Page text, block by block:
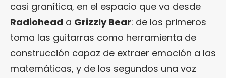
casi granítica, en el espacio que va desde
Radiohead a Grizzly Bear: de los primeros
toma las guitarras como herramienta de
construcción capaz de extraer emoción a las
matemáticas, y de los segundos una voz